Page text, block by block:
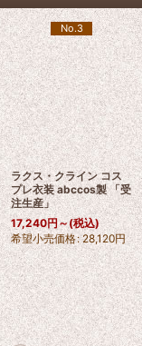
No.3
ラクス・クライン コス
プレ衣装 abccos製 「受
注生産」
17,240円～(税込)
希望小売価格: 28,120円